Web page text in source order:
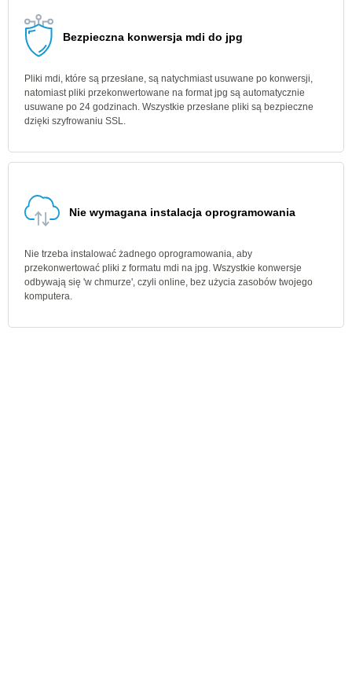
Bezpieczna konwersja mdi do jpg
Pliki mdi, które są przesłane, są natychmiast usuwane po konwersji,
natomiast pliki przekonwertowane na format jpg są automatycznie
usuwane po 24 godzinach. Wszystkie przesłane pliki są bezpieczne
dzięki szyfrowaniu SSL.
Nie wymagana instalacja oprogramowania
Nie trzeba instalować żadnego oprogramowania, aby
przekonwertować pliki z formatu mdi na jpg. Wszystkie konwersje
odbywają się 'w chmurze', czyli online, bez użycia zasobów twojego
komputera.